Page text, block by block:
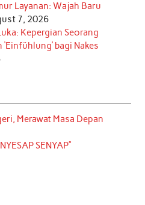
Layanan: Wajah Baru
7, 2026
Kepergian Seorang
bagi Nakes
Merawat Masa Depan
SENYAP”